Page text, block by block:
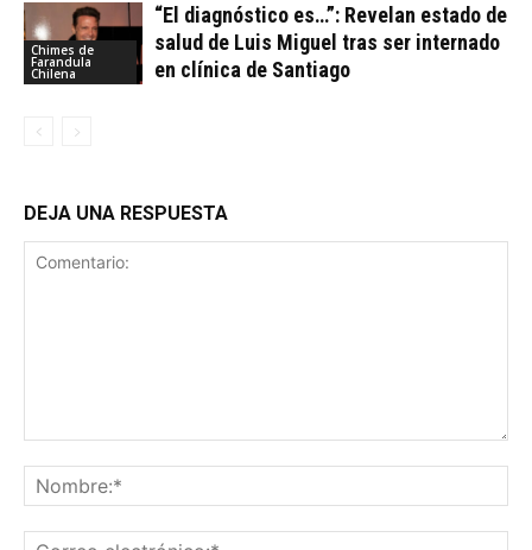
Chimes de
Farandula
Chilena
“El diagnóstico es…”: Revelan estado de
salud de Luis Miguel tras ser internado
en clínica de Santiago
DEJA UNA RESPUESTA